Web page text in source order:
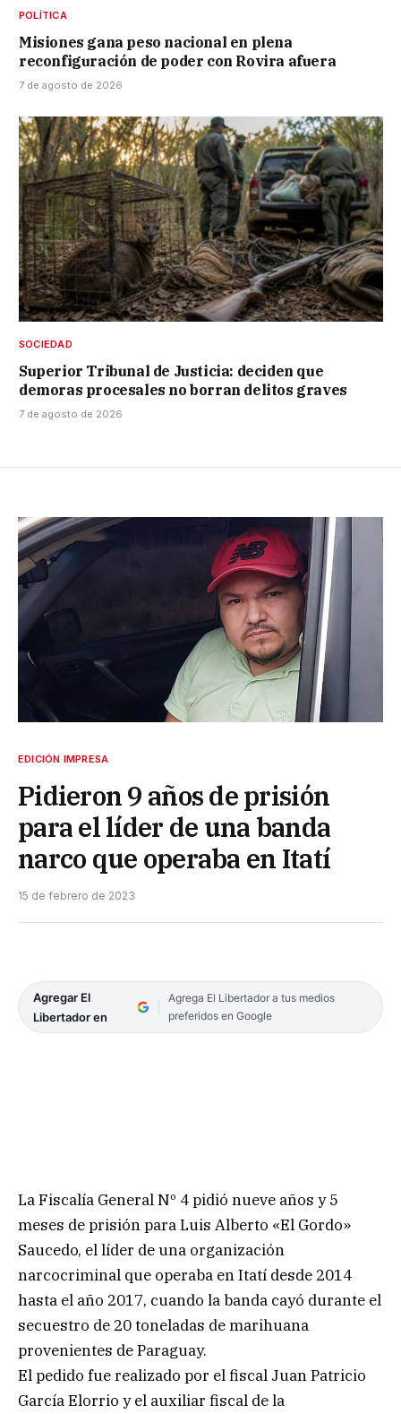
POLÍTICA
Misiones gana peso nacional en plena
reconfiguración de poder con Rovira afuera
7 de agosto de 2026
SOCIEDAD
Superior Tribunal de Justicia: deciden que
demoras procesales no borran delitos graves
7 de agosto de 2026
EDICIÓN IMPRESA
Pidieron 9 años de prisión
para el líder de una banda
narco que operaba en Itatí
15 de febrero de 2023
Agregar El
Libertador en
Agrega El Libertador a tus medios
preferidos en Google
La Fiscalía General Nº 4 pidió nueve años y 5
meses de prisión para Luis Alberto «El Gordo»
Saucedo, el líder de una organización
narcocriminal que operaba en Itatí desde 2014
hasta el año 2017, cuando la banda cayó durante el
secuestro de 20 toneladas de marihuana
provenientes de Paraguay.
El pedido fue realizado por el fiscal Juan Patricio
García Elorrio y el auxiliar fiscal de la